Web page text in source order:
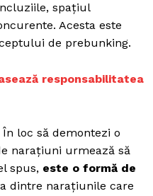
spațiul
Acesta este
de prebunking.
responsabilitatea
loc să demontezi o
narațiuni urmează să
spus, este o formă de
dintre narațiunile care